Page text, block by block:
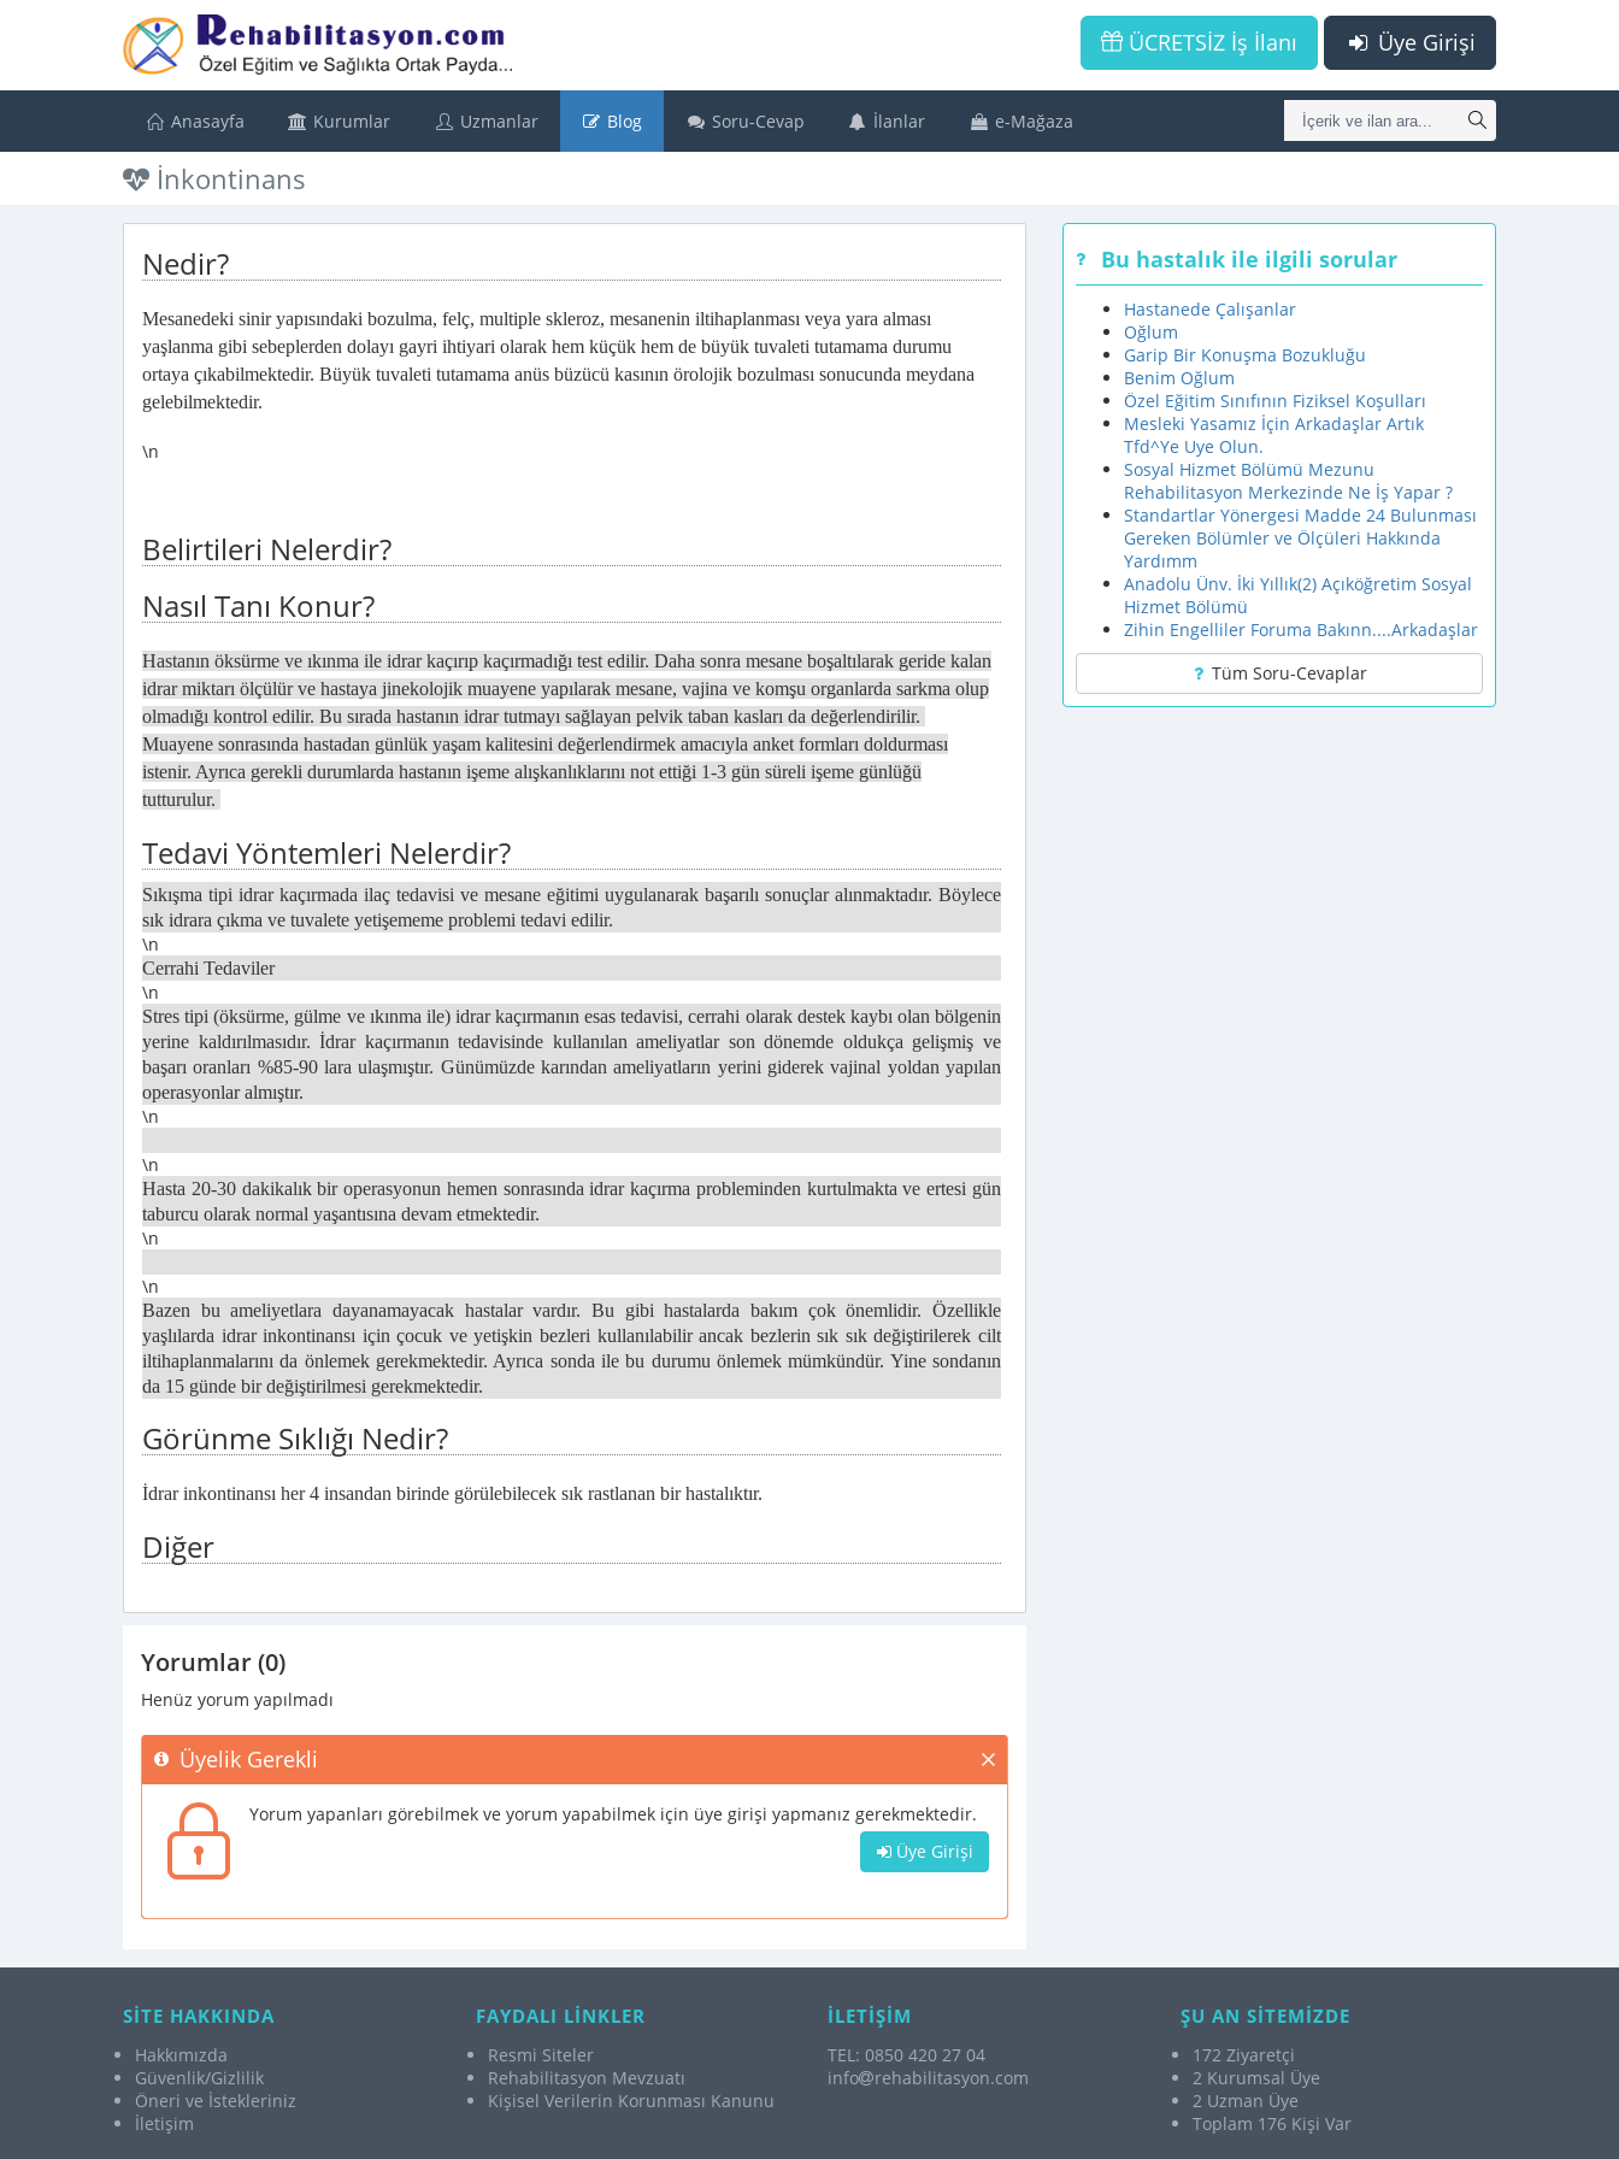
Üye Girişi
ÜCRETSİZ İş İlanı
Anasayfa Kurumlar Uzmanlar Blog Soru-Cevap İlanlar e-Mağaza
İnkontinans
Nedir?
Mesanedeki sinir yapısındaki bozulma, felç, multiple skleroz, mesanenin iltihaplanması veya yara alması
yaşlanma gibi sebeplerden dolayı gayri ihtiyari olarak hem küçük hem de büyük tuvaleti tutamama durumu
ortaya çıkabilmektedir. Büyük tuvaleti tutamama anüs büzücü kasının örolojik bozulması sonucunda meydana
gelebilmektedir.
\n
Belirtileri Nelerdir?
Nasıl Tanı Konur?
Hastanın öksürme ve ıkınma ile idrar kaçırıp kaçırmadığı test edilir. Daha sonra mesane boşaltılarak geride kalan
idrar miktarı ölçülür ve hastaya jinekolojik muayene yapılarak mesane, vajina ve komşu organlarda sarkma olup
olmadığı kontrol edilir. Bu sırada hastanın idrar tutmayı sağlayan pelvik taban kasları da değerlendirilir.
Muayene sonrasında hastadan günlük yaşam kalitesini değerlendirmek amacıyla anket formları doldurması
istenir. Ayrıca gerekli durumlarda hastanın işeme alışkanlıklarını not ettiği 1-3 gün süreli işeme günlüğü
tutturulur.
Tedavi Yöntemleri Nelerdir?
Sıkışma tipi idrar kaçırmada ilaç tedavisi ve mesane eğitimi uygulanarak başarılı sonuçlar alınmaktadır. Böylece
sık idrara çıkma ve tuvalete yetişememe problemi tedavi edilir.
\n
Cerrahi Tedaviler
\n
Stres tipi (öksürme, gülme ve ıkınma ile) idrar kaçırmanın esas tedavisi, cerrahi olarak destek kaybı olan bölgenin
yerine kaldırılmasıdır. İdrar kaçırmanın tedavisinde kullanılan ameliyatlar son dönemde oldukça gelişmiş ve
başarı oranları %85-90 lara ulaşmıştır. Günümüzde karından ameliyatların yerini giderek vajinal yoldan yapılan
operasyonlar almıştır.
\n
\n
Hasta 20-30 dakikalık bir operasyonun hemen sonrasında idrar kaçırma probleminden kurtulmakta ve ertesi gün
taburcu olarak normal yaşantısına devam etmektedir.
\n
\n
Bazen bu ameliyetlara dayanamayacak hastalar vardır. Bu gibi hastalarda bakım çok önemlidir. Özellikle
yaşlılarda idrar inkontinansı için çocuk ve yetişkin bezleri kullanılabilir ancak bezlerin sık sık değiştirilerek cilt
iltihaplanmalarını da önlemek gerekmektedir. Ayrıca sonda ile bu durumu önlemek mümkündür. Yine sondanın
da 15 günde bir değiştirilmesi gerekmektedir.
Görünme Sıklığı Nedir?
İdrar inkontinansı her 4 insandan birinde görülebilecek sık rastlanan bir hastalıktır.
Diğer
Yorumlar (0)
Henüz yorum yapılmadı
Üyelik Gerekli
Yorum yapanları görebilmek ve yorum yapabilmek için üye girişi yapmanız gerekmektedir.
Üye Girişi
Bu hastalık ile ilgili sorular
Hastanede Çalışanlar
Oğlum
Garip Bir Konuşma Bozukluğu
Benim Oğlum
Özel Eğitim Sınıfının Fiziksel Koşulları
Mesleki Yasamız İçin Arkadaşlar Artık
Tfd^Ye Uye Olun.
Sosyal Hizmet Bölümü Mezunu
Rehabilitasyon Merkezinde Ne İş Yapar ?
Standartlar Yönergesi Madde 24 Bulunması
Gereken Bölümler ve Ölçüleri Hakkında
Yardımm
Anadolu Ünv. İki Yıllık(2) Açıköğretim Sosyal
Hizmet Bölümü
Zihin Engelliler Foruma Bakınn....Arkadaşlar
Tüm Soru-Cevaplar
SİTE HAKKINDA
Hakkımızda
Güvenlik/Gizlilik
Öneri ve İstekleriniz
İletişim
FAYDALI LİNKLER
Resmi Siteler
Rehabilitasyon Mevzuatı
Kişisel Verilerin Korunması Kanunu
İLETİŞİM
TEL: 0850 420 27 04
info
rehabilitasyon.com
ŞU AN SİTEMİZDE
172 Ziyaretçi
2 Kurumsal Üye
2 Uzman Üye
Toplam 176 Kişi Var